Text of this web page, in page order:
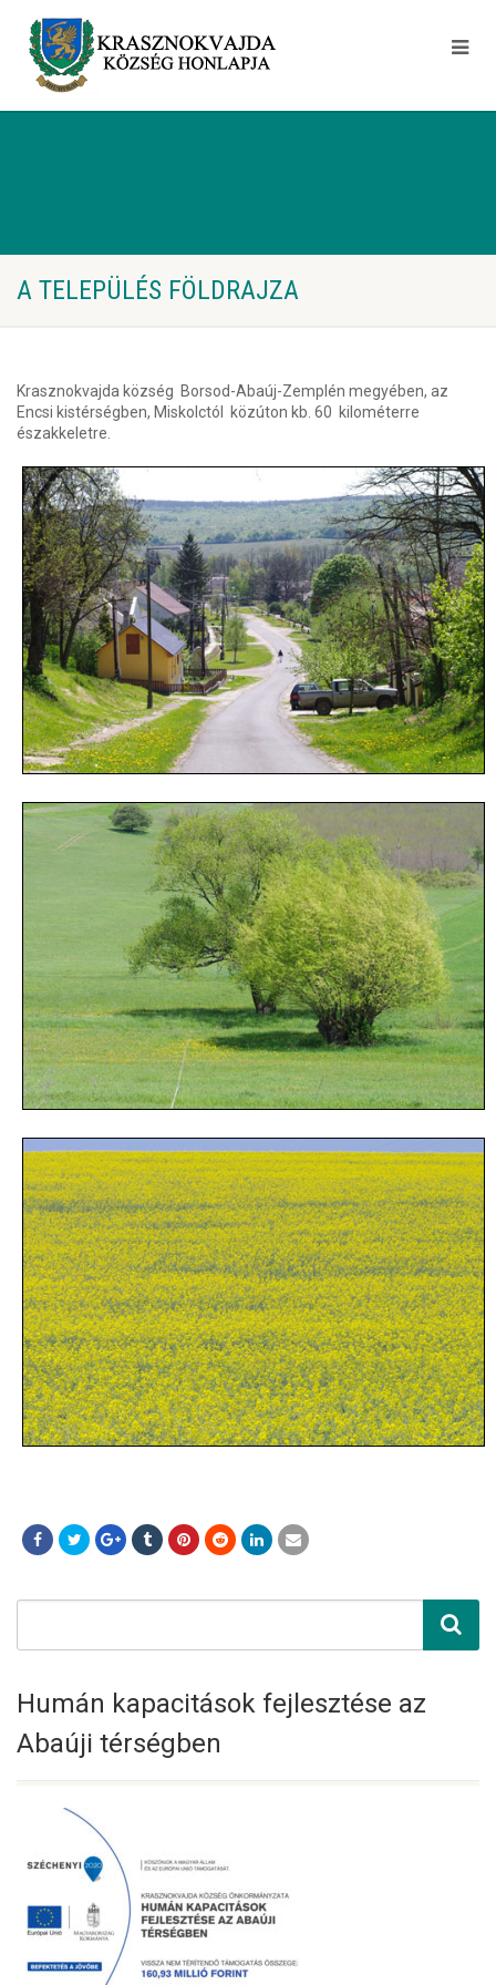
A TELEPÜLÉS FÖLDRAJZA
Krasznokvajda község Borsod-Abaúj-Zemplén megyében, az
Encsi kistérségben, Miskolctól közúton kb. 60 kilométerre
északkeletre.
Humán kapacitások fejlesztése az
Abaúji térségben